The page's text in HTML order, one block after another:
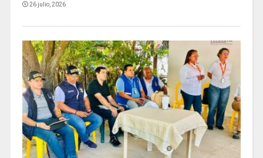
26 julio, 2026